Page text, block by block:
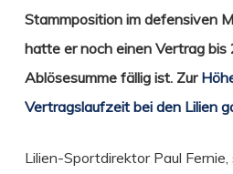
Stammposition im defensiven
hatte er noch einen Vertrag bis
Ablösesumme fällig ist. Zur
Vertragslaufzeit bei den Lilien
Lilien-Sportdirektor Paul